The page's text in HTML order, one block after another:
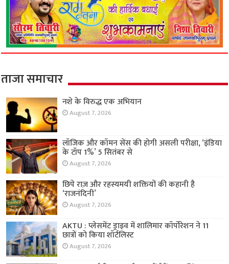
ताजा समाचार
नशे के विरुद्ध एक अभियान
August 7, 2026
लॉजिक और कॉमन सेंस की होगी असली परीक्षा, ‘इंडिया
के टॉप 1%’ 5 सितंबर से
August 7, 2026
छिपे राज़ और रहस्यमयी शक्तियों की कहानी है
‘राजनंदिनी’
August 7, 2026
AKTU : प्लेसमेंट ड्राइव में शालिमार कॉर्पोरेशन ने 11
छात्रों को किया शॉर्टलिस्ट
August 7, 2026